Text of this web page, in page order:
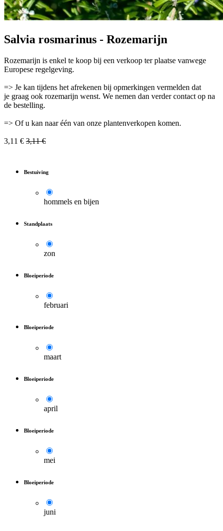
Salvia rosmarinus - Rozemarijn
Rozemarijn is enkel te koop bij een verkoop ter plaatse vanwege
Europese regelgeving.
=> Je kan tijdens het afrekenen bij opmerkingen vermelden dat
je graag ook rozemarijn wenst. We nemen dan verder contact op na
de bestelling.
=> Of u kan naar één van onze plantenverkopen komen.
3,11 € 3,11€
Bestuiving
hommels en bijen
Standplaats
zon
Bloeiperiode
februari
Bloeiperiode
maart
Bloeiperiode
april
Bloeiperiode
mei
Bloeiperiode
juni